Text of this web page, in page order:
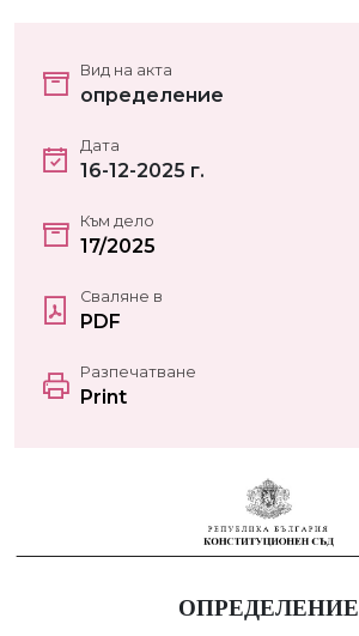
Вид на акта
определение
Дата
16-12-2025 г.
Към дело
17/2025
Сваляне в
PDF
Разпечатване
Print
ОПРЕДЕЛЕНИЕ